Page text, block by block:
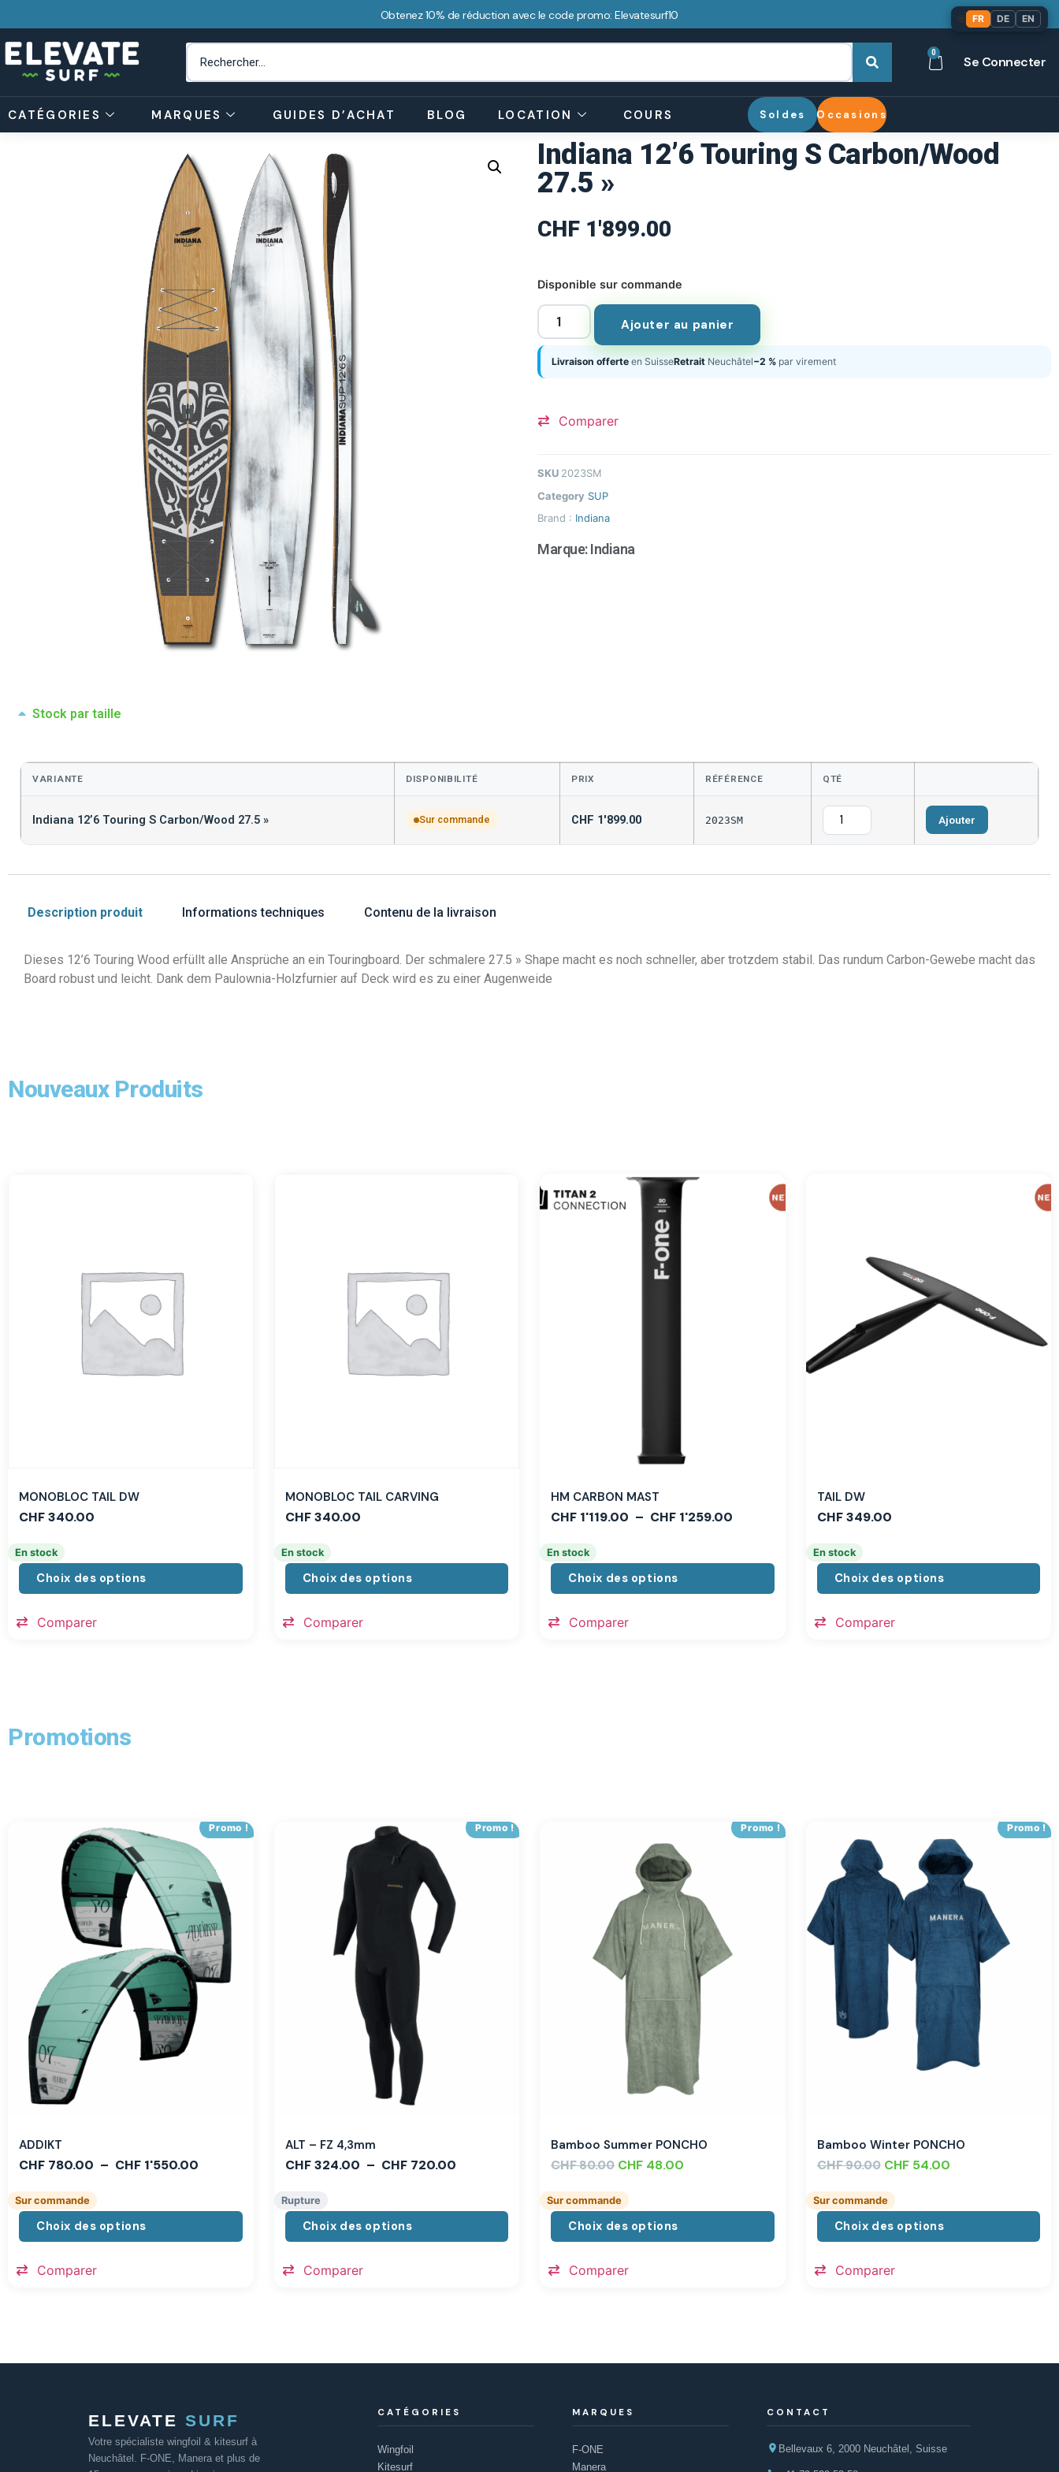
Obtenez 10% de réduction avec le code promo: Elevatesurf10
0
Se Connecter
CATÉGORIES MARQUES GUIDES D’ACHAT BLOG LOCATION COURS Soldes Occasions
Indiana 12’6 Touring S Carbon/Wood
27.5 »
CHF 1'899.00
Disponible sur commande
Ajouter au panier
Livraison offerte en SuisseRetrait Neuchâtel−2 % par virement
Comparer
SKU 2023SM
Category SUP
Brand : Indiana
Marque:Indiana
Stock par taille
VARIANTE DISPONIBILITÉ PRIX RÉFÉRENCE QTÉ
Indiana 12’6 Touring S Carbon/Wood 27.5 » Sur commande CHF 1'899.00 2023SM Ajouter
Description produit Informations techniques Contenu de la livraison
Dieses 12’6 Touring Wood erfüllt alle Ansprüche an ein Touringboard. Der schmalere 27.5 » Shape macht es noch schneller, aber trotzdem stabil. Das rundum Carbon-Gewebe macht das
Board robust und leicht. Dank dem Paulownia-Holzfurnier auf Deck wird es zu einer Augenweide
Nouveaux Produits
MONOBLOC TAIL DW
CHF340.00
En stock
Choix des options
Comparer
MONOBLOC TAIL CARVING
CHF340.00
En stock
Choix des options
Comparer
HM CARBON MAST
CHF 1'119.00 – CHF 1'259.00
En stock
Choix des options
Comparer
TAIL DW
CHF349.00
En stock
Choix des options
Comparer
Promotions
Promo !
ADDIKT
CHF 780.00 – CHF 1'550.00
Sur commande
Choix des options
Comparer
Promo !
ALT – FZ 4,3mm
CHF324.00 – CHF720.00
Rupture
Choix des options
Comparer
Promo !
Bamboo Summer PONCHO
CHF80.00 CHF 48.00
Sur commande
Choix des options
Comparer
Promo !
Bamboo Winter PONCHO
CHF90.00 CHF54.00
Sur commande
Choix des options
Comparer
ELEVATE SURF
Votre spécialiste wingfoil & kitesurf à
Neuchâtel. F-ONE, Manera et plus de
CATÉGORIES
Wingfoil
Kitesurf
MARQUES
F-ONE
Manera
CONTACT
Bellevaux 6, 2000 Neuchâtel, Suisse
FR DE EN